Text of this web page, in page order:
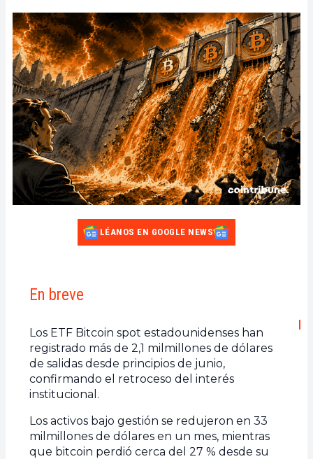
LÉANOS EN GOOGLE NEWS
En breve
Los ETF Bitcoin spot estadounidenses han
registrado más de 2,1 milmillones de dólares
de salidas desde principios de junio,
confirmando el retroceso del interés
institucional.
Los activos bajo gestión se redujeron en 33
milmillones de dólares en un mes, mientras
que bitcoin perdió cerca del 27 % desde su